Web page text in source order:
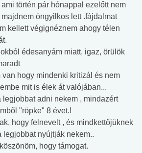
történ pár hónappal ezelőtt nem
öngyilkos lett .fájdalmat
kellett végignéznem ahogy télen
édesanyám miatt, igaz, örülök
hogy mindenki kritizál és nem
mit is élek át valójában...
adni nekem , mindazért
"röpke" 8 évet.!
hogy felnevelt , és mindkettőjüknek
legjobbat nyújtják nekem..
hogy támogat.